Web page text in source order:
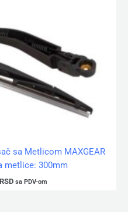
sa Metlicom MAXGEAR
metlice: 300mm
RSD sa PDV-om